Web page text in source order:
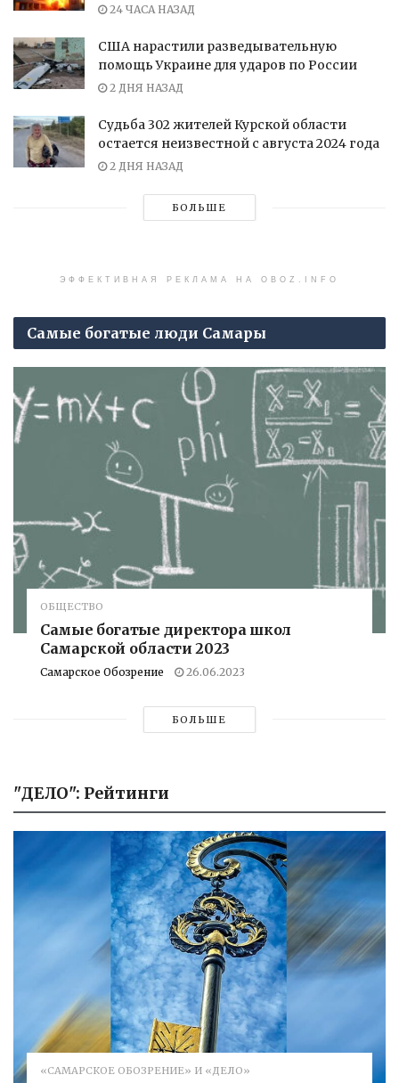
24 ЧАСА НАЗАД
США нарастили разведывательную
помощь Украине для ударов по России
2 ДНЯ НАЗАД
Судьба 302 жителей Курской области
остается неизвестной с августа 2024 года
2 ДНЯ НАЗАД
БОЛЬШЕ
ЭФФЕКТИВНАЯ РЕКЛАМА НА OBOZ.INFO
Самые богатые люди Самары
ОБЩЕСТВО
Самые богатые директора школ
Самарской области 2023
Самарское Обозрение 26.06.2023
БОЛЬШЕ
"ДЕЛО": Рейтинги
«САМАРСКОЕ ОБОЗРЕНИЕ» И «ДЕЛО»